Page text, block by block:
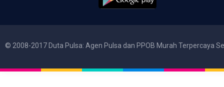
© 2008-2017 Duta Pulsa: Agen Pulsa dan PPOB Murah Terpercaya